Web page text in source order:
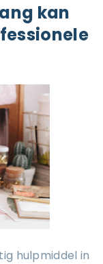
kan
hulpmiddel in